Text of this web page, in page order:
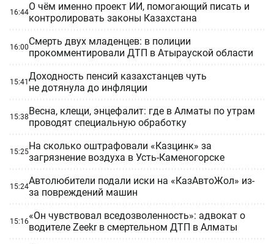
16:44О чём именно проект ИИ, помогающий писать и
контролировать законы Казахстана
16:00Смерть двух младенцев: в полиции
прокомментировали ДТП в Атырауской области
15:41 Доходность пенсий казахстанцев чуть
не дотянула до инфляции
15:38Весна, клещи, энцефалит: где в Алматы по утрам
проводят специальную обработку
15:25На сколько оштрафовали «Казцинк» за
загрязнение воздуха в Усть-Каменогорске
15:24Автолюбители подали иски на «КазАвтоЖол» из-
за повреждений машин
15:16«Он чувствовал вседозволенность»: адвокат о
водителе Zeekr в смертельном ДТП в Алматы